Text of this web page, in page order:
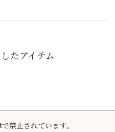
たアイテム
禁止されています。